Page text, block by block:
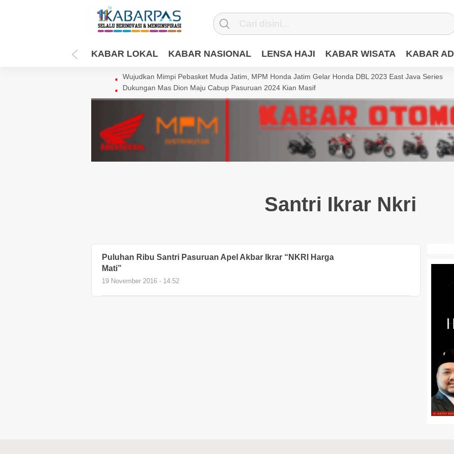
KABAR LOKAL KABAR NASIONAL LENSA HAJI KABAR WISATA KABAR
Wujudkan Mimpi Pebasket Muda Jatim, MPM Honda Jatim Gelar Honda DBL 2023 East Java Series
Dukungan Mas Dion Maju Cabup Pasuruan 2024 Kian Masif
Santri Ikrar Nkri
Puluhan Ribu Santri Pasuruan Apel Akbar Ikrar “NKRI Harga
Mati”
19 November 2016 - 14:52